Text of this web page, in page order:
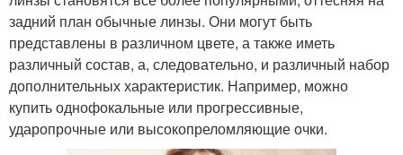
задний план обычные линзы. Они могут быть
представлены в различном цвете, а также иметь
различный состав, а, следовательно, и различный набор
дополнительных характеристик. Например, можно
купить однофокальные или прогрессивные,
ударопрочные или высокопреломляющие очки.